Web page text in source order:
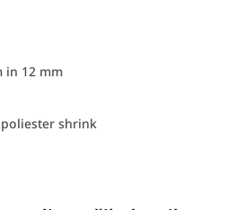
in 12 mm
shrink